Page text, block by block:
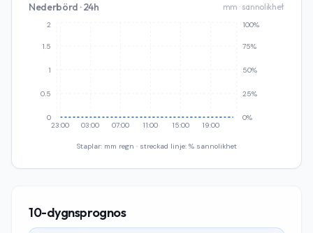
Nederbörd · 24h mm · sannolikhet
23:00 03:00 07:00 11:00 15:00 19:00
0
0.5
1
1.5
2
0%
25%
50%
75%
100%
Staplar: mm regn · streckad linje: % sannolikhet
10-dygnsprognos